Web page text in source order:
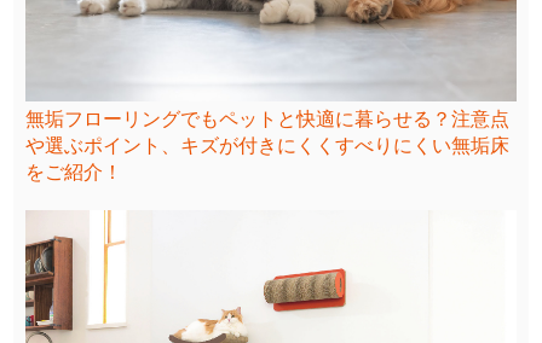
無垢フローリングでもペットと快適に暮らせる？注意点
や選ぶポイント、キズが付きにくくすべりにくい無垢床
をご紹介！